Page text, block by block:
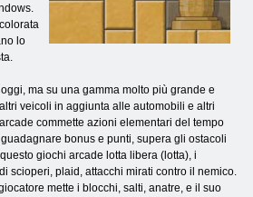
lo
ma su una gamma molto più grande e
veicoli in aggiunta alle automobili e altri
commette azioni elementari del tempo
bonus e punti, supera gli ostacoli
giochi arcade lotta libera (lotta), i
scioperi, plaid, attacchi mirati contro il nemico.
mette i blocchi, salti, anatre, e il suo